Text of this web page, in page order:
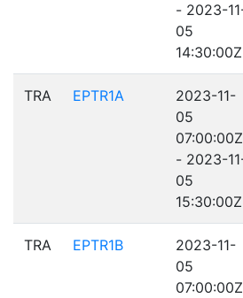
- 2023-
05
14:30:00Z
TRA EPTR1A
2023-11-
05
07:00:00Z
- 2023-
05
15:30:00Z
TRA EPTR1B
2023-11-
05
07:00:00Z